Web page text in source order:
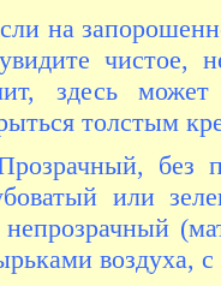
на
чистое,
здесь
толстым
без
или
воздуха,